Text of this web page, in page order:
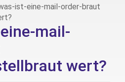
ist-eine-mail-order-braut
mail-
wert?